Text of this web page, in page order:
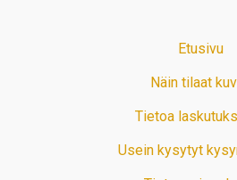
Etusivu
Näin tilaat
Tietoa
Usein kysytyt